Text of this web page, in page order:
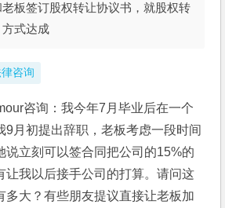
板签订股权转让协议书，就股权转
式达成
咨询
咨询：我今年7月毕业后在一个
9月初提出辞职，老板考虑一段时间
说立刻可以签合同把公司的15%的
让我以后接手公司的打算。请问这
多大？有些朋友提议直接让老板加